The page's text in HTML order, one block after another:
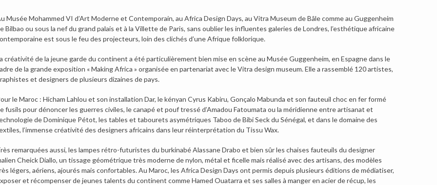
Musée Mohammed VI d’Art Moderne et Contemporain, au Africa Design Days, au Vitra Museum de Bâle comme au Guggenheim
Bilbao ou sous la nef du grand palais et à la Villette de Paris, sans oublier les influentes galeries de Londres, l’esthétique africaine
est sous le feu des projecteurs, loin des clichés d’une Afrique folklorique.
créativité de la jeune garde du continent a été particulièrement bien mise en scène au Musée Guggenheim, en Espagne dans le
de la grande exposition « Making Africa » organisée en partenariat avec le Vitra design museum. Elle a rassemblé 120 artistes,
et designers de plusieurs dizaines de pays.
le Maroc : Hicham Lahlou et son installation Dar, le kényan Cyrus Kabiru, Gonçalo Mabunda et son fauteuil choc en fer formé
fusils pour dénoncer les guerres civiles, le canapé et pouf tressé d’Amadou Fatoumata ou la méridienne entre artisanat et
de Dominique Pétot, les tables et tabourets asymétriques Taboo de Bibi Seck du Sénégal, et dans le domaine des
l’immense créativité des designers africains dans leur réinterprétation du Tissu Wax.
remarquées aussi, les lampes rétro-futuristes du burkinabé Alassane Drabo et bien sûr les chaises fauteuils du designer
Cheick Diallo, un tissage géométrique très moderne de nylon, métal et ficelle mais réalisé avec des artisans, des modèles
légers, aériens, ajourés mais confortables. Au Maroc, les Africa Design Days ont permis depuis plusieurs éditions de médiatiser,
et récompenser de jeunes talents du continent comme Hamed Ouatarra et ses salles à manger en acier de récup, les